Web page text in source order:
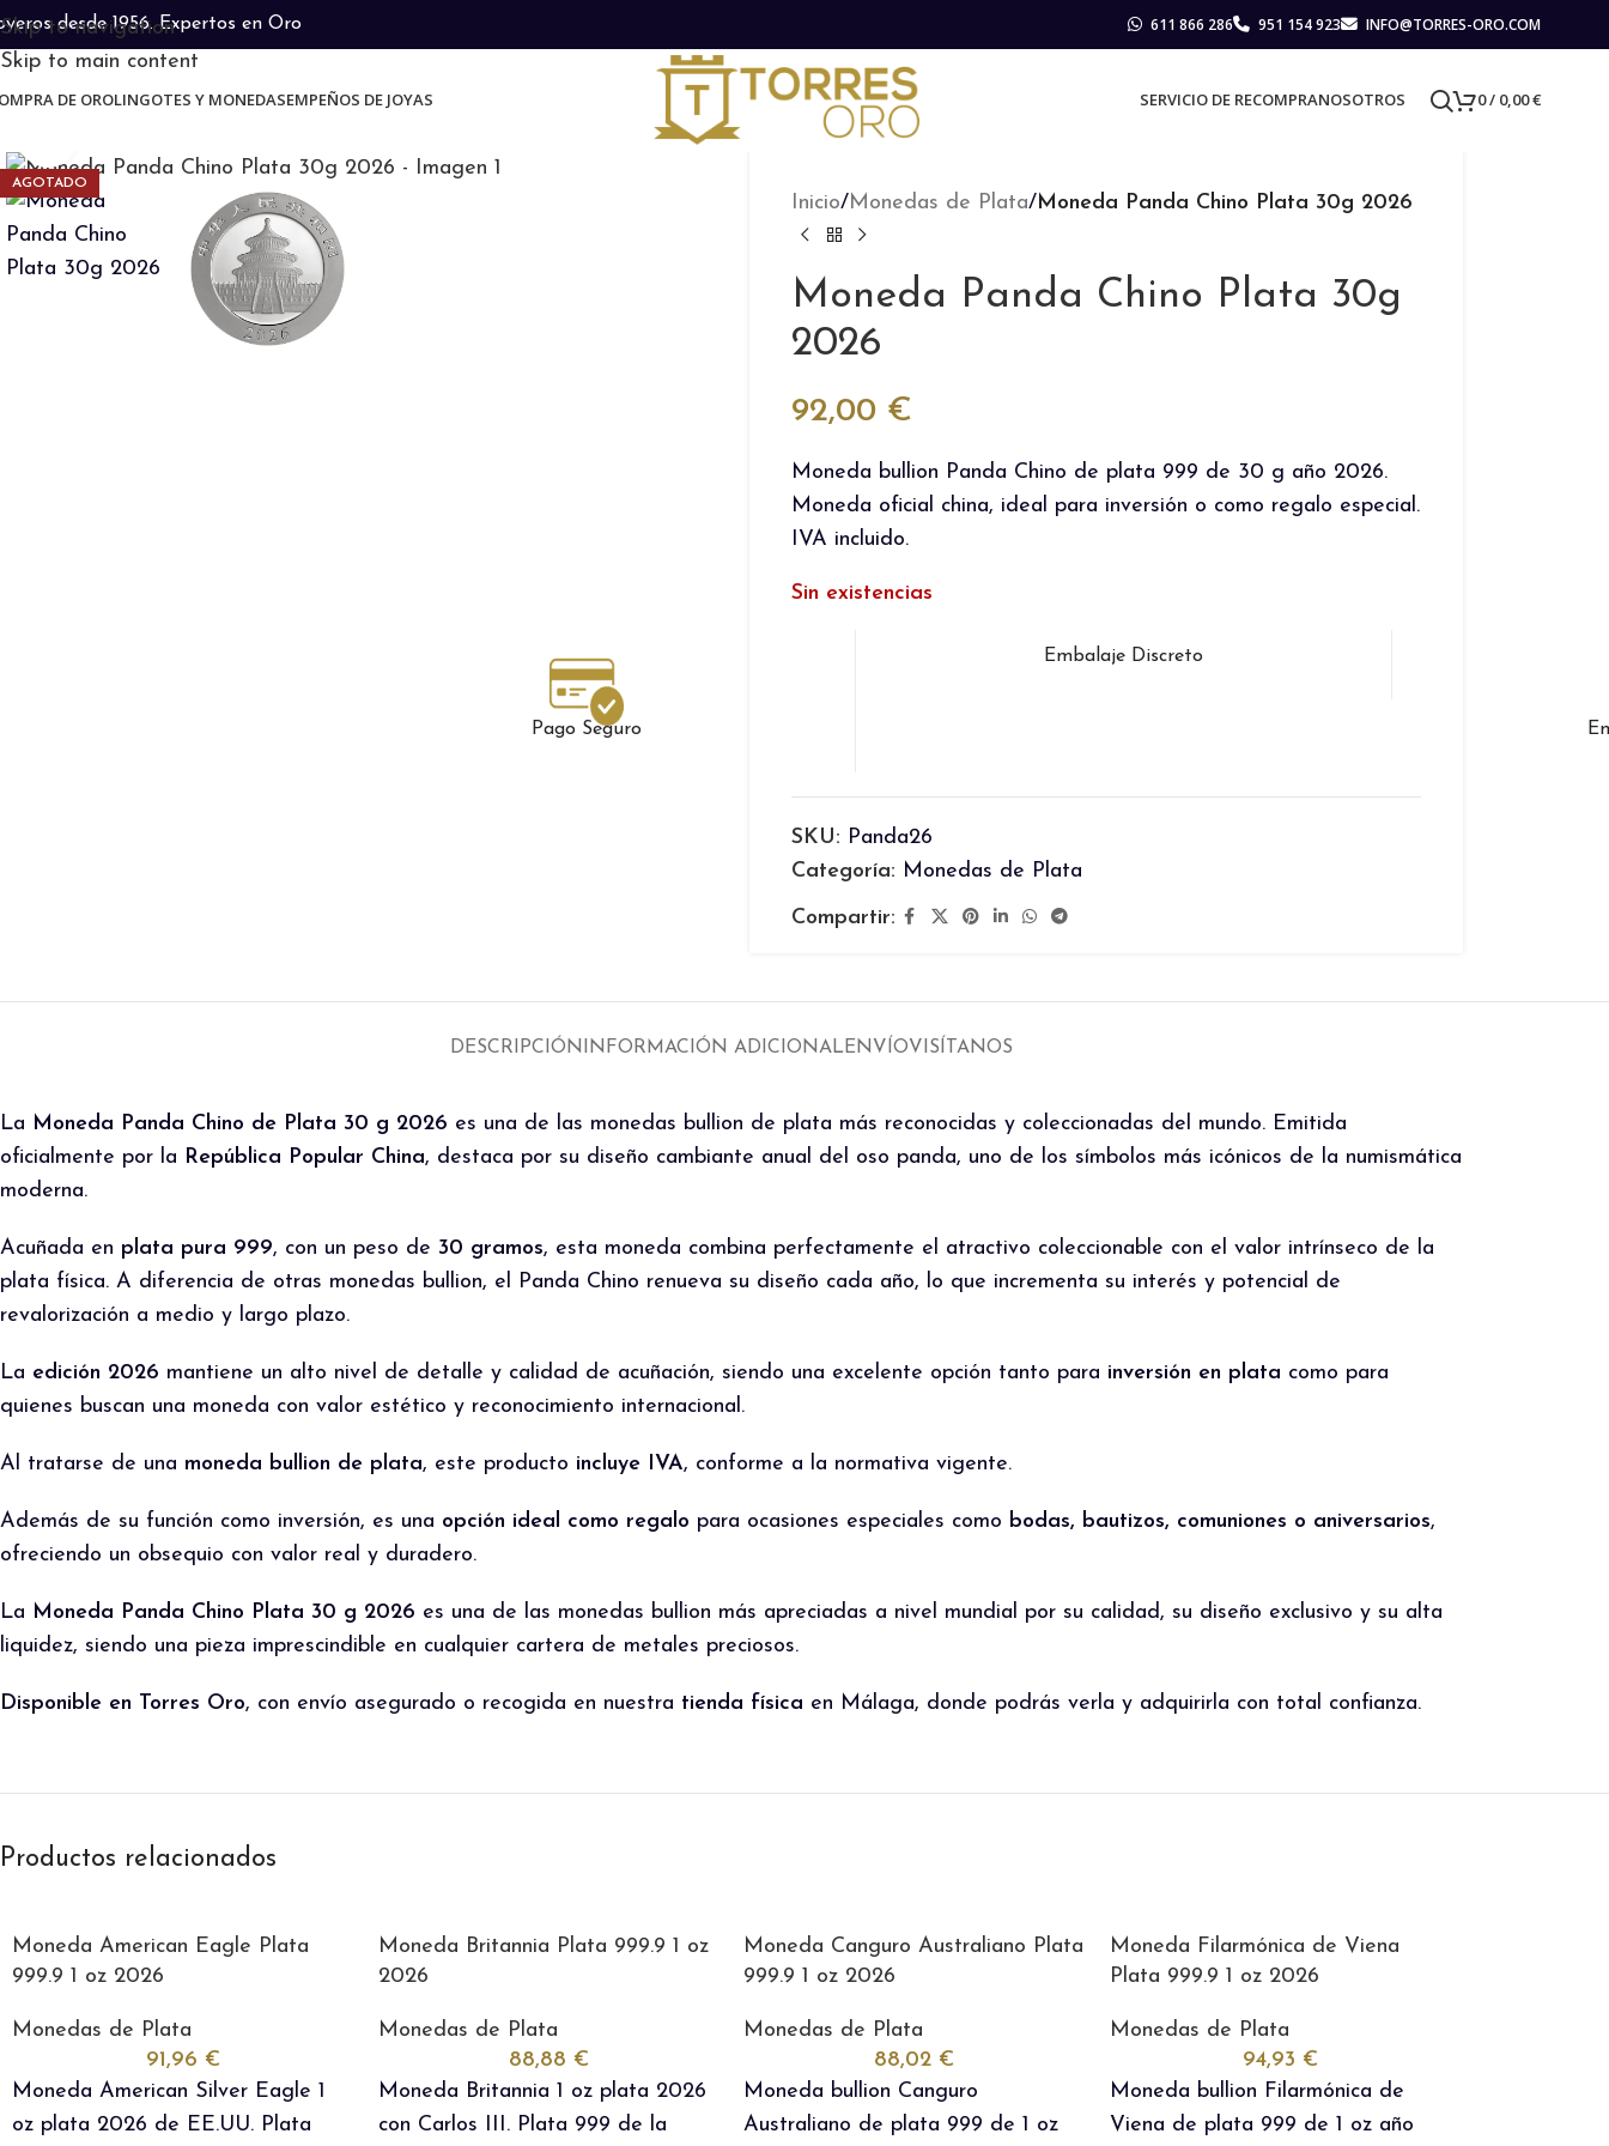
Skip to navigation
Skip to main content
desde 1956. Expertos en Oro 611 866 286 951 154 923 INFO@TORRES-ORO.COM
DE OROLINGOTES Y MONEDASEMPEÑOS DE JOYAS SERVICIO DE RECOMPRANOSOTROS 0/ 0,00€
AGOTADO
Inicio/Monedas de Plata/Moneda Panda Chino Plata 30g 2026
Moneda Panda Chino Plata 30g
2026
92,00 €
Moneda bullion Panda Chino de plata 999 de 30 g año 2026.
Moneda oficial china, ideal para inversión o como regalo especial.
IVA incluido.
Sin existencias
Pago Seguro
Embalaje Discreto
SKU: Panda26
Categoría: Monedas de Plata
Compartir:
DESCRIPCIÓN INFORMACIÓN ADICIONALENVÍOVISÍTANOS
La Moneda Panda Chino de Plata 30 g 2026 es una de las monedas bullion de plata más reconocidas y coleccionadas del mundo. Emitida
oficialmente por la República Popular China, destaca por su diseño cambiante anual del oso panda, uno de los símbolos más icónicos de la numismática
moderna.
Acuñada en plata pura 999, con un peso de 30 gramos, esta moneda combina perfectamente el atractivo coleccionable con el valor intrínseco de la
plata física. A diferencia de otras monedas bullion, el Panda Chino renueva su diseño cada año, lo que incrementa su interés y potencial de
revalorización a medio y largo plazo.
La edición 2026 mantiene un alto nivel de detalle y calidad de acuñación, siendo una excelente opción tanto para inversión en plata como para
quienes buscan una moneda con valor estético y reconocimiento internacional.
Al tratarse de una moneda bullion de plata, este producto incluye IVA, conforme a la normativa vigente.
Además de su función como inversión, es una opción ideal como regalo para ocasiones especiales como bodas, bautizos, comuniones o aniversarios,
ofreciendo un obsequio con valor real y duradero.
La Moneda Panda Chino Plata 30 g 2026 es una de las monedas bullion más apreciadas a nivel mundial por su calidad, su diseño exclusivo y su alta
liquidez, siendo una pieza imprescindible en cualquier cartera de metales preciosos.
Disponible en Torres Oro, con envío asegurado o recogida en nuestra tienda física en Málaga, donde podrás verla y adquirirla con total confianza.
Productos relacionados
Moneda American Eagle Plata
999.9 1 oz 2026
Monedas de Plata
91,96 €
Moneda American Silver Eagle 1
oz plata 2026 de EE.UU. Plata
Moneda Britannia Plata 999.9 1 oz
2026
Monedas de Plata
88,88 €
Moneda Britannia 1 oz plata 2026
con Carlos III. Plata 999 de la
Moneda Canguro Australiano Plata
999.9 1 oz 2026
Monedas de Plata
88,02 €
Moneda bullion Canguro
Australiano de plata 999 de 1 oz
Moneda Filarmónica de Viena
Plata 999.9 1 oz 2026
Monedas de Plata
94,93 €
Moneda bullion Filarmónica de
Viena de plata 999 de 1 oz año